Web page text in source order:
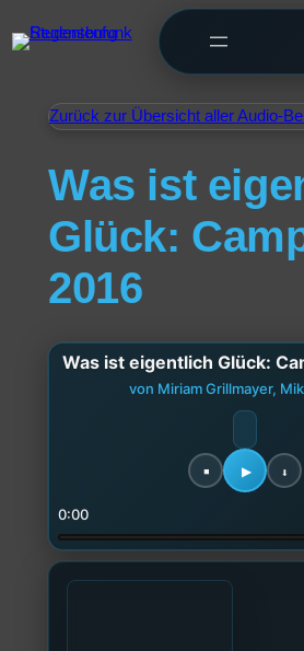
Zurück zur Übersicht aller Audio-
Was ist
Glück:
2016
Was ist eigentlich Glück:
von Miriam Grillmayer,
0:00